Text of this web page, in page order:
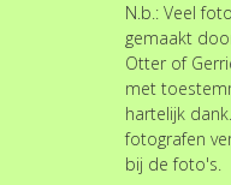
N.b.: Veel
gemaakt
Otter of
met
hartelijk
fotografen
bij de foto's.